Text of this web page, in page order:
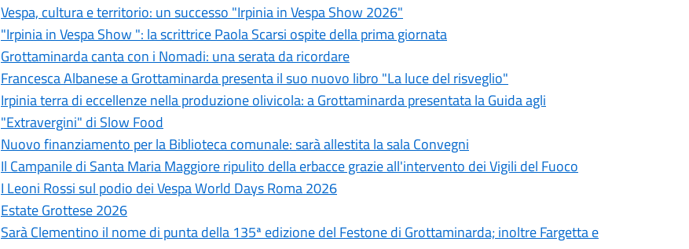
Vespa, cultura e territorio: un successo "Irpinia in Vespa Show 2026"
"Irpinia in Vespa Show ": la scrittrice Paola Scarsi ospite della prima giornata
Grottaminarda canta con i Nomadi: una serata da ricordare
Francesca Albanese a Grottaminarda presenta il suo nuovo libro "La luce del risveglio"
Irpinia terra di eccellenze nella produzione olivicola: a Grottaminarda presentata la Guida agli
"Extravergini" di Slow Food
Nuovo finanziamento per la Biblioteca comunale: sarà allestita la sala Convegni
Il Campanile di Santa Maria Maggiore ripulito della erbacce grazie all'intervento dei Vigili del Fuoco
I Leoni Rossi sul podio dei Vespa World Days Roma 2026
Estate Grottese 2026
Sarà Clementino il nome di punta della 135ª edizione del Festone di Grottaminarda; inoltre Fargetta e